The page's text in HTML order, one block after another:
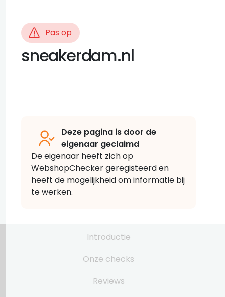
Pas op
sneakerdam.nl
Deze pagina is door de
eigenaar geclaimd
De eigenaar heeft zich op
WebshopChecker geregisteerd en
heeft de mogelijkheid om informatie bij
te werken.
Introductie
Onze checks
Reviews